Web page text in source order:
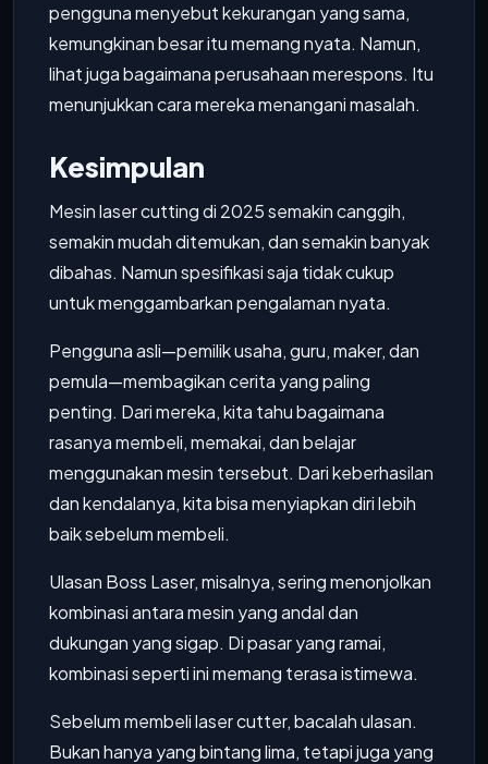
pengguna menyebut kekurangan yang sama,
kemungkinan besar itu memang nyata. Namun,
lihat juga bagaimana perusahaan merespons. Itu
menunjukkan cara mereka menangani masalah.
Kesimpulan
Mesin laser cutting di 2025 semakin canggih,
semakin mudah ditemukan, dan semakin banyak
dibahas. Namun spesifikasi saja tidak cukup
untuk menggambarkan pengalaman nyata.
Pengguna asli—pemilik usaha, guru, maker, dan
pemula—membagikan cerita yang paling
penting. Dari mereka, kita tahu bagaimana
rasanya membeli, memakai, dan belajar
menggunakan mesin tersebut. Dari keberhasilan
dan kendalanya, kita bisa menyiapkan diri lebih
baik sebelum membeli.
Ulasan Boss Laser, misalnya, sering menonjolkan
kombinasi antara mesin yang andal dan
dukungan yang sigap. Di pasar yang ramai,
kombinasi seperti ini memang terasa istimewa.
Sebelum membeli laser cutter, bacalah ulasan.
Bukan hanya yang bintang lima, tetapi juga yang